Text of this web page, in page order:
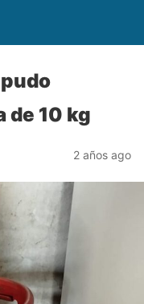
de 10 kg
2 años ago